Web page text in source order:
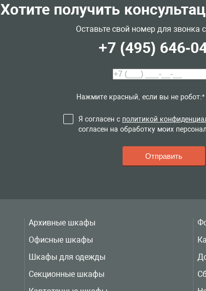
Хотите получить
Оставьте свой номер для звонка
+7 (495) 646-
Нажмите красный, если вы не робот:*
Я согласен с политикой
согласен на обработку моих
Архивные шкафы
Офисные шкафы
Шкафы для одежды
Секционные шкафы